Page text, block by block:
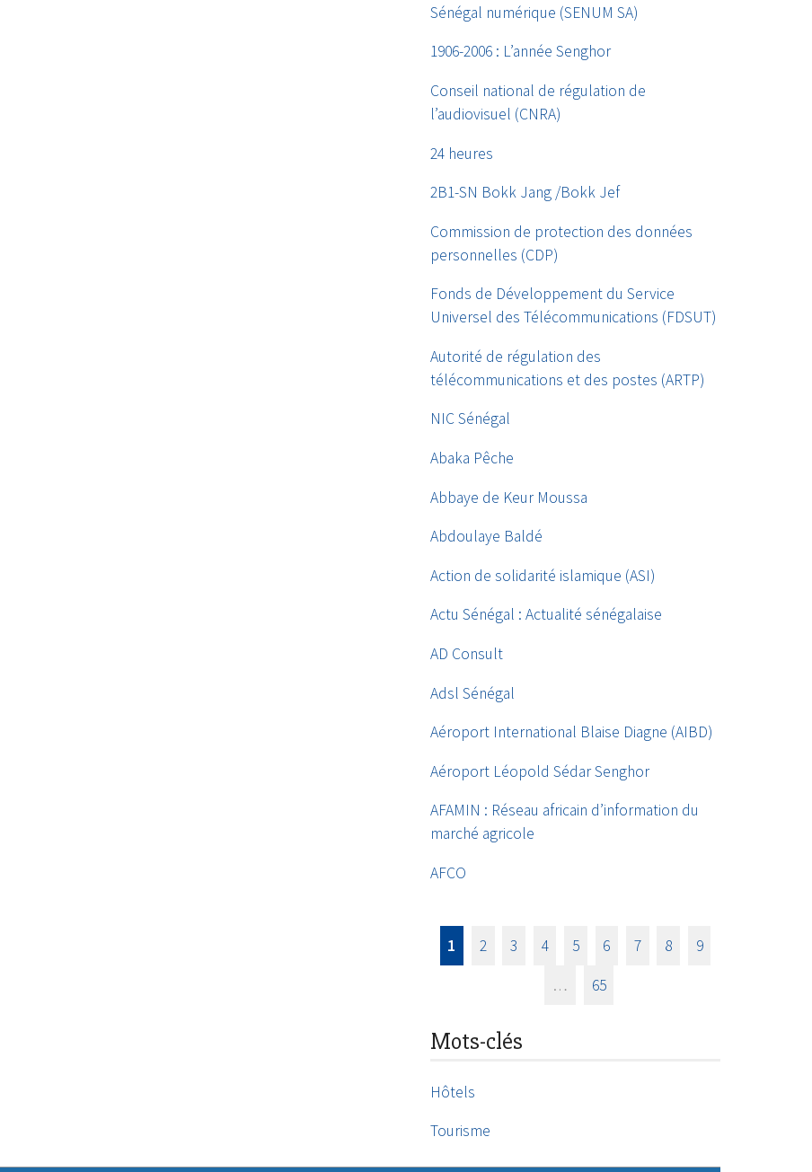
Sénégal numérique (SENUM SA)
1906-2006 : L’année Senghor
Conseil national de régulation de
l’audiovisuel (CNRA)
24 heures
2B1-SN Bokk Jang /Bokk Jef
Commission de protection des données
personnelles (CDP)
Fonds de Développement du Service
Universel des Télécommunications (FDSUT)
Autorité de régulation des
télécommunications et des postes (ARTP)
NIC Sénégal
Abaka Pêche
Abbaye de Keur Moussa
Abdoulaye Baldé
Action de solidarité islamique (ASI)
Actu Sénégal : Actualité sénégalaise
AD Consult
Adsl Sénégal
Aéroport International Blaise Diagne (AIBD)
Aéroport Léopold Sédar Senghor
AFAMIN : Réseau africain d’information du
marché agricole
AFCO
1 2 3 4 5 6 7 8
9
…
65
Mots-clés
Hôtels
Tourisme